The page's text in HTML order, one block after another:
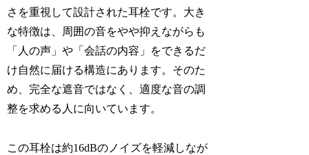
さを重視して設計された耳栓です。大き
な特徴は、周囲の音をやや抑えながらも
「人の声」や「会話の内容」をできるだ
け自然に届ける構造にあります。そのた
め、完全な遮音ではなく、適度な音の調
整を求める人に向いています。
この耳栓は約16dBのノイズを軽減しなが